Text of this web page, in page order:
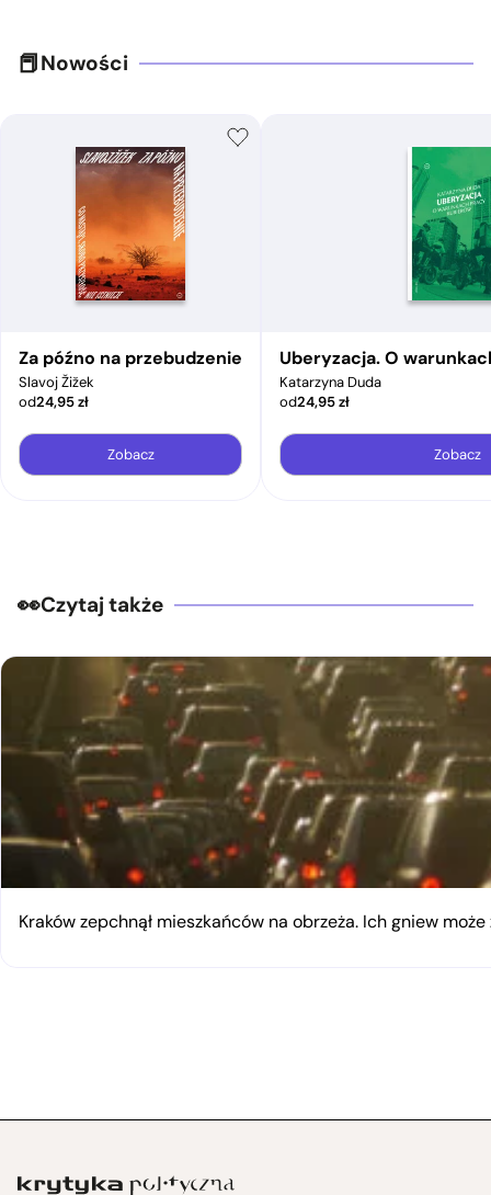
Nowości
Za późno na przebudzenie
Slavoj Žižek
od24,95zł
Zobacz
Uberyzacja. O
Katarzyna Duda
od24,95zł
Zobacz
Czytaj także
Kraków zepchnął mieszkańców na obrzeża. Ich gniew